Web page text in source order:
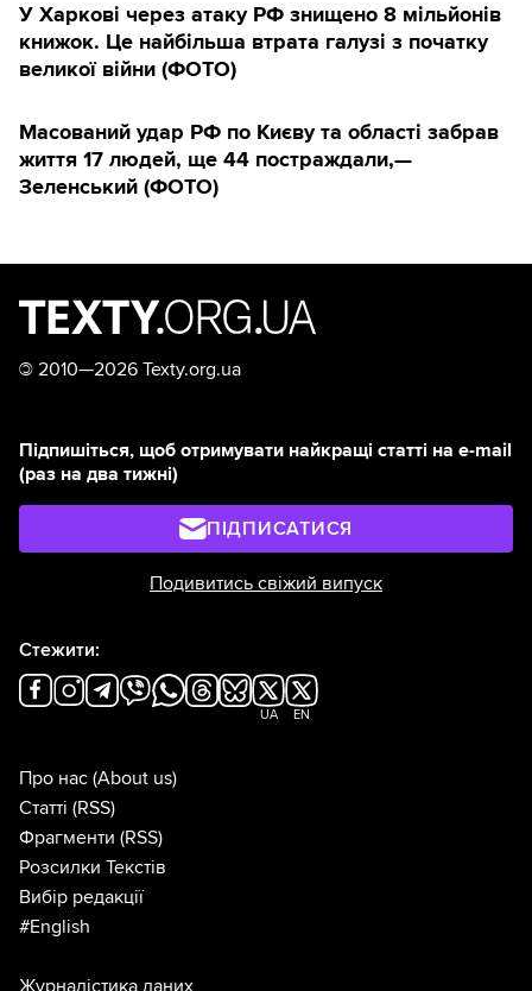
У Харкові через атаку РФ знищено 8 мільйонів
книжок. Це найбільша втрата галузі з початку
великої війни (ФОТО)
Масований удар РФ по Києву та області забрав
життя 17 людей, ще 44 постраждали,—
Зеленський (ФОТО)
© 2010—2026 Texty.org.ua
Підпишіться, щоб отримувати найкращі статті на e-mail
(раз на два тижні)
ПІДПИСАТИСЯ
Подивитись свіжий випуск
Стежити:
UA EN
Про нас (About us)
Статті (RSS)
Фрагменти (RSS)
Розсилки Текстів
Вибір редакції
#English